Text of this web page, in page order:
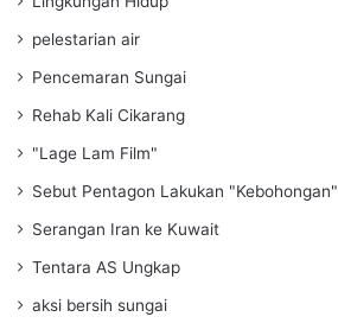
pelestarian air
Pencemaran Sungai
Rehab Kali Cikarang
"Lage Lam Film"
Sebut Pentagon Lakukan "Kebohongan"
Serangan Iran ke Kuwait
Tentara AS Ungkap
aksi bersih sungai